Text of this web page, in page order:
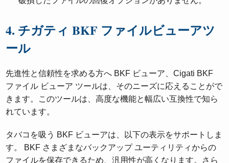
4. チガティ BKF ファイルビューアツ
ール
先進性と信頼性を求める方へ BKF ビューア、Cigati BKF
ファイル ビューア ツールは、そのニーズに応えることがで
きます。このツールは、高度な機能と幅広い互換性で知ら
れています。
タバコを吸う BKF ビューアは、以下の表示をサポートしま
す。 BKF さまざまなバックアップ ユーティリティからの
ファイルを保存できるため、汎用性が高くなります。さら